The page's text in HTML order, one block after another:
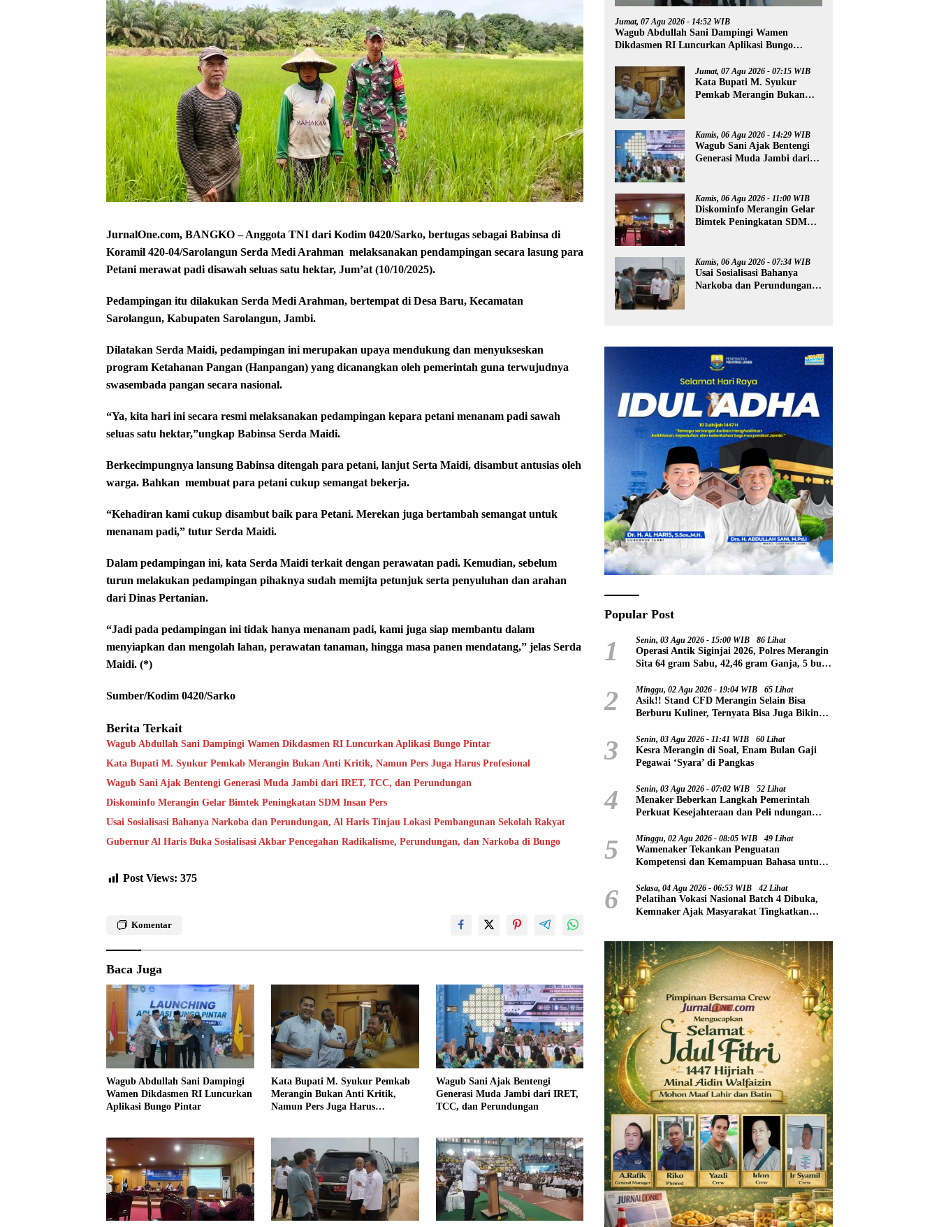
JurnalOne.com, BANGKO – Anggota TNI dari Kodim 0420/Sarko, bertugas sebagai Babinsa di
Koramil 420-04/Sarolangun Serda Medi Arahman melaksanakan pendampingan secara lasung para
Petani merawat padi disawah seluas satu hektar, Jum’at (10/10/2025).
Pedampingan itu dilakukan Serda Medi Arahman, bertempat di Desa Baru, Kecamatan
Sarolangun, Kabupaten Sarolangun, Jambi.
Dilatakan Serda Maidi, pedampingan inimerupakan upaya mendukung dan menyukseskan
program Ketahanan Pangan (Hanpangan) yang dicanangkan oleh pemerintah guna terwujudnya
swasembada pangan secara nasional.
“Ya, kita hari ini secara resmi melaksanakan pedampingan kepara petani menanam padi sawah
seluas satu hektar,”ungkap Babinsa Serda Maidi.
Berkecimpungnya lansung Babinsa ditengah para petani, lanjut Serta Maidi, disambut antusias oleh
warga. Bahkan membuat para petani cukup semangat bekerja.
“Kehadiran kami cukup disambut baik para Petani. Merekan juga bertambah semangat untuk
menanam padi,” tutur Serda Maidi.
Dalam pedampingan ini, kata Serda Maidi terkait dengan perawatan padi. Kemudian, sebelum
turun melakukan pedampingan pihaknya sudah memijta petunjuk serta penyuluhan dan arahan
dari Dinas Pertanian.
“Jadi pada pedampingan ini tidak hanya menanam padi, kami juga siap membantu dalam
menyiapkan dan mengolah lahan, perawatan tanaman, hingga masa panen mendatang,” jelas Serda
Maidi. (*)
Sumber/Kodim 0420/Sarko
Berita Terkait
Wagub Abdullah Sani Dampingi Wamen Dikdasmen RI Luncurkan Aplikasi Bungo Pintar
Kata Bupati M. Syukur Pemkab Merangin Bukan Anti Kritik, Namun Pers Juga Harus Profesional
Wagub Sani Ajak Bentengi Generasi Muda Jambi dari IRET, TCC, dan Perundungan
Diskominfo Merangin Gelar Bimtek Peningkatan SDM Insan Pers
Usai Sosialisasi Bahanya Narkoba dan Perundungan, Al Haris Tinjau Lokasi Pembangunan Sekolah Rakyat
Gubernur Al Haris Buka Sosialisasi Akbar Pencegahan Radikalisme, Perundungan, dan Narkoba di Bungo
Post Views: 375
Komentar
Baca Juga
Wagub Abdullah Sani Dampingi
Wamen Dikdasmen RI Luncurkan
Aplikasi Bungo Pintar
Kata Bupati M. Syukur Pemkab
Merangin Bukan Anti Kritik,
Namun Pers Juga Harus
Wagub Sani Ajak Bentengi
Generasi Muda Jambi dari IRET,
TCC, dan Perundungan
Jumat, 07 Agu 2026 - 14:52 WIB
Wagub Abdullah Sani Dampingi Wamen
Dikdasmen RI Luncurkan Aplikasi Bungo
Jumat, 07 Agu 2026 - 07:15 WIB
Kata Bupati M. Syukur
Pemkab Merangin Bukan
Kamis, 06 Agu 2026 - 14:29 WIB
Wagub Sani Ajak Bentengi
Generasi Muda Jambi dari
Kamis, 06 Agu 2026 - 11:00 WIB
Diskominfo Merangin Gelar
Bimtek Peningkatan SDM
Kamis, 06 Agu 2026 - 07:34 WIB
Usai Sosialisasi Bahanya
Narkoba dan Perundungan,
Popular Post
1 Senin, 03 Agu 2026 - 15:00 WIB 86 Lihat
Operasi Antik Siginjai 2026, Polres Merangin
Sita 64 gram Sabu, 42,46 gram Ganja, 5 butir
2 Minggu, 02 Agu 2026 - 19:04 WIB 65 Lihat
Asik!! Stand CFD Merangin Selain Bisa
Berburu Kuliner, Ternyata Bisa Juga Bikin
3 Senin, 03 Agu 2026 - 11:41 WIB 60 Lihat
Kesra Merangin di Soal, Enam Bulan Gaji
Pegawai ‘Syara’ di Pangkas
4 Senin, 03 Agu 2026 - 07:02 WIB 52 Lihat
Menaker Beberkan Langkah Pemerintah
Perkuat Kesejahteraan dan Peli ndungan
5 Minggu, 02 Agu 2026 - 08:05 WIB 49 Lihat
Wamenaker Tekankan Penguatan
Kompetensi dan Kemampuan Bahasa untuk
6 Selasa, 04 Agu 2026 - 06:53 WIB 42 Lihat
Pelatihan Vokasi Nasional Batch 4 Dibuka,
Kemnaker Ajak Masyarakat Tingkatkan